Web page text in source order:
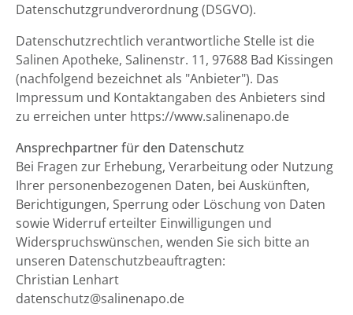
Datenschutzgrundverordnung (DSGVO).
Datenschutzrechtlich verantwortliche Stelle ist die
Salinen Apotheke, Salinenstr. 11, 97688 Bad Kissingen
(nachfolgend bezeichnet als "Anbieter"). Das
Impressum und Kontaktangaben des Anbieters sind
zu erreichen unter https://www.salinenapo.de
Ansprechpartner für den Datenschutz
Bei Fragen zur Erhebung, Verarbeitung oder Nutzung
Ihrer personenbezogenen Daten, bei Auskünften,
Berichtigungen, Sperrung oder Löschung von Daten
sowie Widerruf erteilter Einwilligungen und
Widerspruchswünschen, wenden Sie sich bitte an
unseren Datenschutzbeauftragten:
Christian Lenhart
datenschutz@salinenapo.de